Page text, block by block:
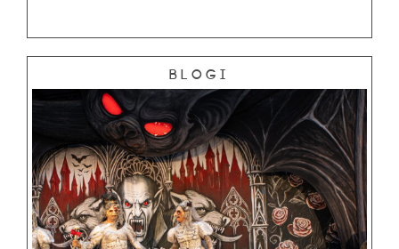
Blogi